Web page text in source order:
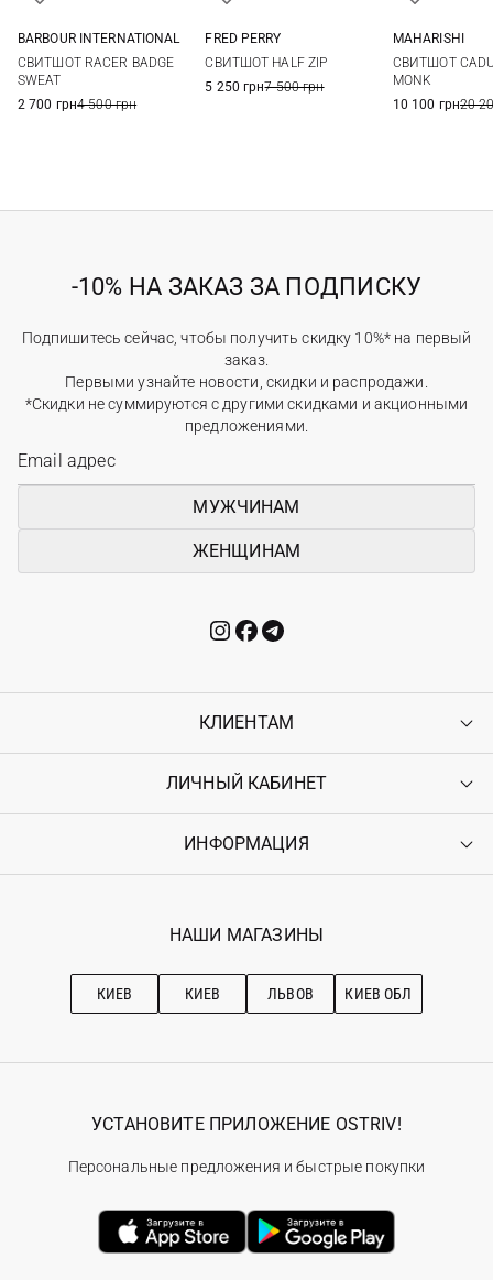
3XL
BARBOUR INTERNATIONAL
СВИТШОТ RACER BADGE
SWEAT
2 700 грн4 500 грн
FRED PERRY
СВИТШОТ HALF ZIP
5 250 грн7 500 грн
MAHARISHI
СВИТШОТ
MONK
10 100 грн20
-10% НА ЗАКАЗ ЗА ПОДПИСКУ
Подпишитесь сейчас, чтобы получить скидку 10%* на первый
заказ.
Первыми узнайте новости, скидки и распродажи.
*Скидки не суммируются с другими скидками и акционными
предложениями.
МУЖЧИНАМ
ЖЕНЩИНАМ
КЛИЕНТАМ
Контакты
Возврат
Гарантия
ЛИЧНЫЙ КАБИНЕТ
Войти
Ostriv Club+
ИНФОРМАЦИЯ
Наши магазини
Рекомендации по уходу
НАШИ МАГАЗИНЫ
КИЕВ КИЕВ ЛЬВОВ КИЕВ ОБЛ
УСТАНОВИТЕ ПРИЛОЖЕНИЕ OSTRIV!
Персональные предложения и быстрые покупки